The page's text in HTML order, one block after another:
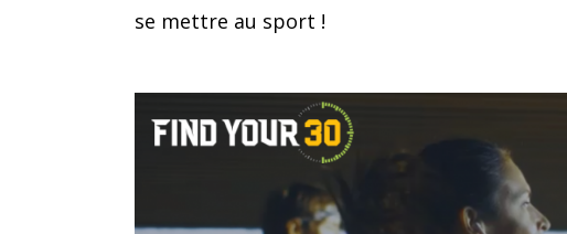
se mettre au sport !